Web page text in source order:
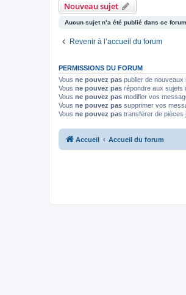
Nouveau sujet
Aucun sujet n’a été publié dans ce forum.
Revenir à l’accueil du forum
PERMISSIONS DU FORUM
Vous ne pouvez pas publier de
Vous ne pouvez pas répondre aux sujets
Vous ne pouvez pas modifier vos
Vous ne pouvez pas supprimer vos
Vous ne pouvez pas transférer de pièces
Accueil Accueil du forum